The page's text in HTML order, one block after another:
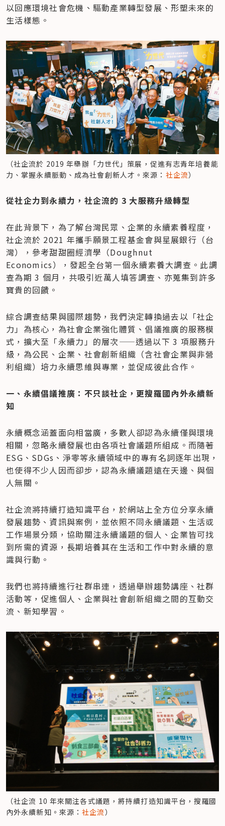
以回應環境社會危機、驅動產業轉型發展、形塑未來的
生活樣態。
（社企流於 2019 年舉辦「力世代」策展，促進有志青年培養能
力、掌握永續脈動、成為社會創新人才。來源： 社企流）
從社企力到永續力，社企流的 3 大服務升級轉型
在此背景下，為了解台灣民眾、企業的永續素養程度，
社企流於 2021 年攜手願景工程基金會與星展銀行（台
灣），參考甜甜圈經濟學（Doughnut
Economics），發起全台第一個永續素養大調查。此調
查為期 3 個月，共吸引近萬人填答調查、亦蒐集到許多
寶貴的回饋。
綜合調查結果與國際趨勢，我們決定轉換過去以「社企
力」為核心，為社會企業強化體質、倡議推廣的服務模
式，擴大至「永續力」的層次——透過以下 3 項服務升
級，為公民、企業、社會創新組織（含社會企業與非營
利組織）培力永續思維與專業，並促成彼此合作。
一、永續倡議推廣：不只談社企，更搜羅國內外永續新
知
永續概念涵蓋面向相當廣，多數人卻認為永續僅與環境
相關，忽略永續發展也由各項社會議題所組成。而隨著
ESG、SDGs、淨零等永續領域中的專有名詞逐年出現，
也使得不少人因而卻步，認為永續議題遠在天邊、與個
人無關。
社企流將持續打造知識平台，於網站上全方位分享永續
發展趨勢、資訊與案例，並依照不同永續議題、生活或
工作場景分類，協助關注永續議題的個人、企業皆可找
到所需的資源，長期培養其在生活和工作中對永續的意
識與行動。
我們也將持續進行社群串連，透過舉辦趨勢講座、社群
活動等，促進個人、企業與社會創新組織之間的互動交
流、新知學習。
（社企流 10 年來關注各式議題，將持續打造知識平台，搜羅國
內外永續新知。來源：社企流）